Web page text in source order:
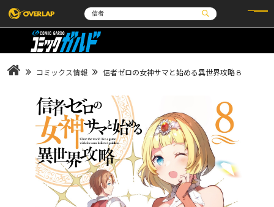
コミック
LiQulle
ライトノベル
ノベルスf
ロサージュノベルス
ポケットモンスター
アニメ
ゲーム
企業
会社概要
採用情報
アクセス
オーバーラップホールディングス
お問い合わせはこちら
オーバーラップ文庫 オーバーラップノベルス
オーバーラップノベルスf ロサージュノベルス
コミックス情報 信者ゼロの女神サマと始める異世界攻略 8